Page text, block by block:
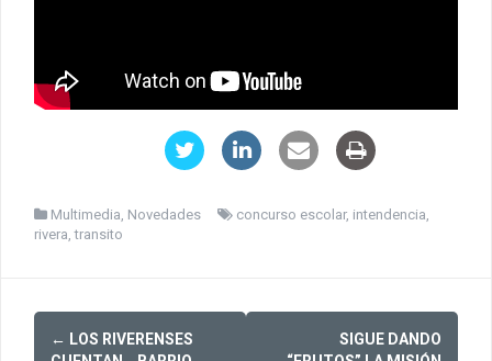
Multimedia Novedades concurso escolar, intendencia
rivera ,transito
Post
← LOS RIVERENSES
SIGUE DANDO